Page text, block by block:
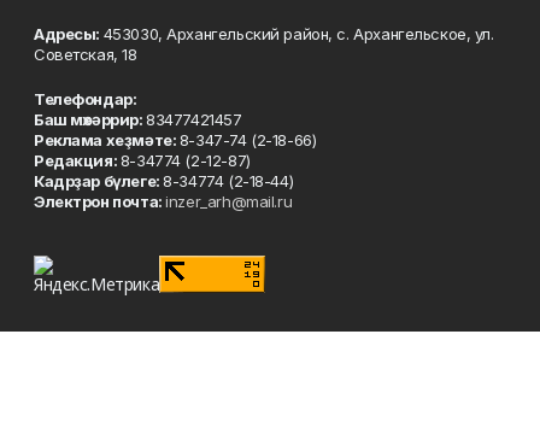
Адресы: 453030, Архангельский район, с. Архангельское, ул.
Советская, 18
Телефондар:
Баш мөхәррир:83477421457
Реклама хеҙмәте:8-347-74 (2-18-66)
Редакция:8-34774 (2-12-87)
Кадрҙар бүлеге:8-34774 (2-18-44)
Электрон почта:inzer_arh@mail.ru